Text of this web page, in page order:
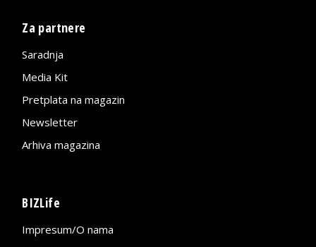
Za partnere
Saradnja
Media Kit
Pretplata na magazin
Newsletter
Arhiva magazina
BIZLife
Impresum/O nama